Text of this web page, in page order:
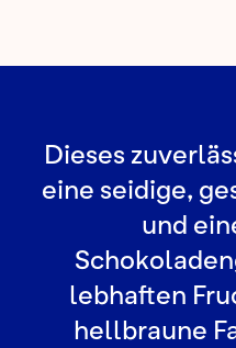
Dieses
eine seidige,
und
lebhaften
hellbraune